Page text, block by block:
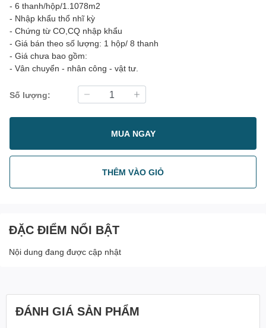
- 6 thanh/hộp/1.1078m2
- Nhập khẩu thổ nhĩ kỳ
- Chứng từ CO,CQ nhập khẩu
- Giá bán theo số lượng: 1 hộp/ 8 thanh
- Giá chưa bao gồm:
- Vân chuyển - nhân công - vật tư.
Số lượng:
MUA NGAY
THÊM VÀO GIỎ
ĐẶC ĐIỂM NỔI BẬT
Nội dung đang được cập nhật
ĐÁNH GIÁ SẢN PHẨM